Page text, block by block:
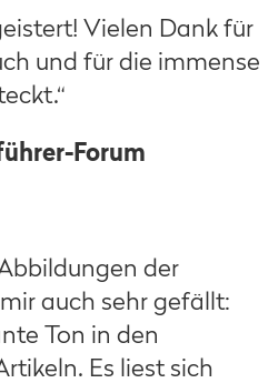
Vielen Dank für
und für die immense
Forum
der
auch sehr gefällt:
Ton in den
Es liest sich